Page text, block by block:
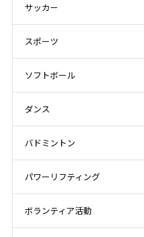
サッカー
スポーツ
ソフトボール
ダンス
バドミントン
パワーリフティング
ボランティア活動